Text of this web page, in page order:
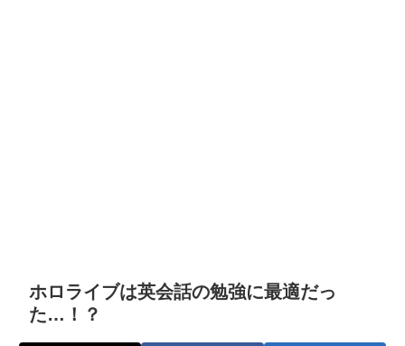
ホロライブは英会話の勉強に最適だっ
た…！？